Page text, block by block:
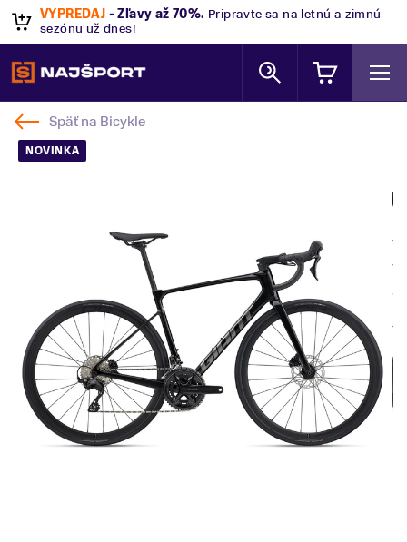
VÝPREDAJ - Zľavy až 70%. Pripravte sa na letnú a zimnú
sezónu už dnes!
Späť na Bicykle
NOVINKA